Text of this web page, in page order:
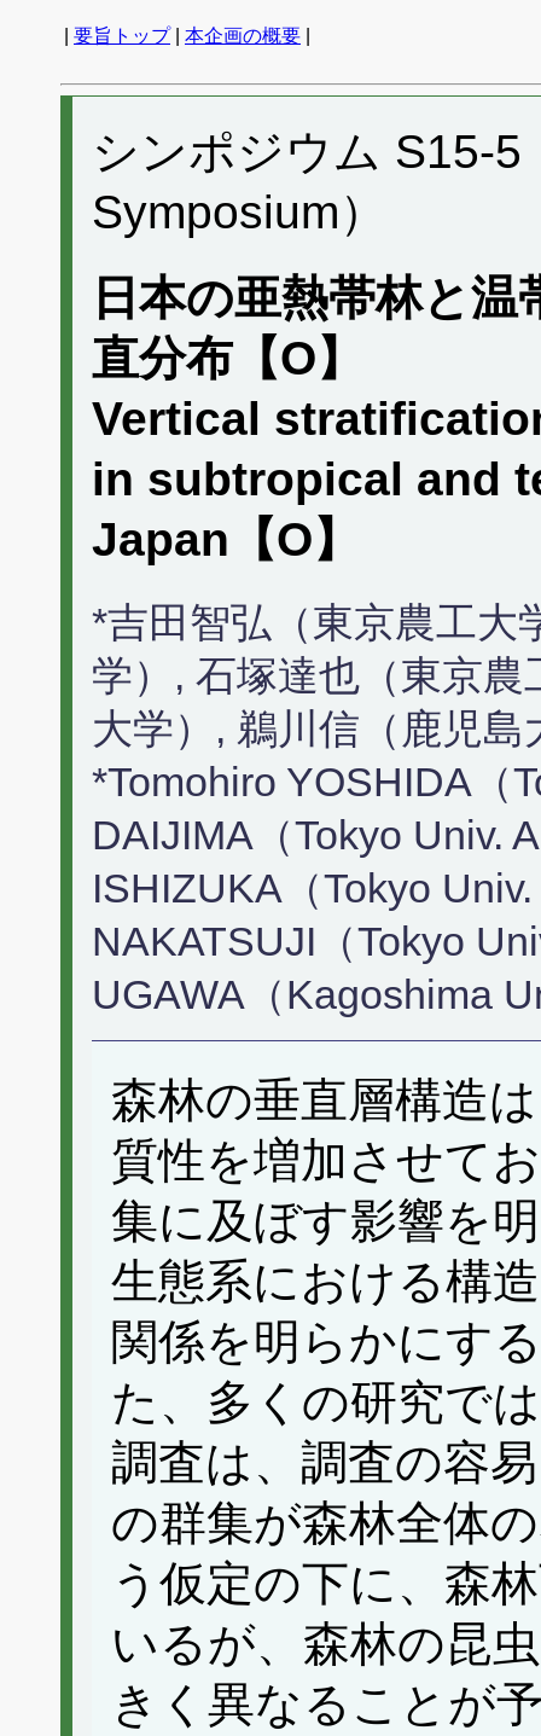
要旨トップ| 本企画の概要
シンポジウム S15-
Symposium）
日本の亜熱帯林と
直分布【O】
Vertical
in subtropical and
Japan【O】
*吉田智弘（東京農工大
学）, 石塚達也（東京
大学）, 鵜川信（鹿児島
*Tomohiro YOSHIDA（
DAIJIMA（Tokyo Univ.
ISHIZUKA（Tokyo
NAKATSUJI（Tokyo
UGAWA（Kagoshima
森林の垂直層構造
質性を増加させて
集に及ぼす影響を
生態系における構
関係を明らかにす
た、多くの研究で
調査は、調査の容
の群集が森林全体
う仮定の下に、森
いるが、森林の昆
きく異なることが